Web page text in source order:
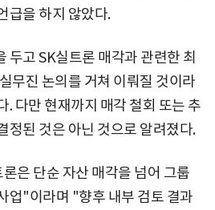
급을 하지 않았다.
두고 SK실트론 매각과 관련한 최
무진 논의를 거쳐 이뤄질 것이라
. 다만 현재까지 매각 철회 또는 추
정된 것은 아닌 것으로 알려졌다.
은 단순 자산 매각을 넘어 그룹
업"이라며 "향후 내부 검토 결과